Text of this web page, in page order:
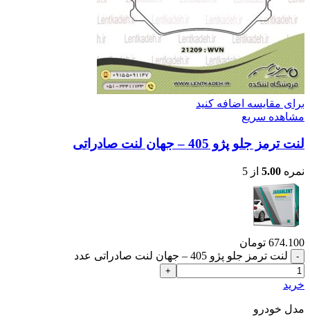
برای مقایسه اضافه کنید
مشاهده سریع
لنت ترمز جلو پژو 405 – جهان لنت صادراتی
نمره 5.00 از 5
674.100 تومان
لنت ترمز جلو پژو 405 – جهان لنت صادراتی عدد
خرید
مدل خودرو